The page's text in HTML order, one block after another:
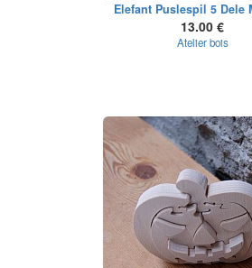
Elefant Puslespil 5 Dele
13.00 €
Atelier bois